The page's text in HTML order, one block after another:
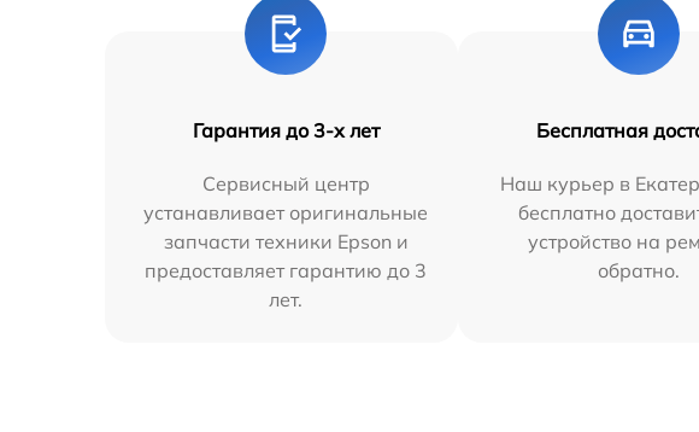
Гарантия до 3-х лет
Сервисный центр
устанавливает оригинальные
запчасти техники Epson и
предоставляет гарантию до 3
лет.
Бесплатная
Наш курьер в
бесплатно
устройство на
обратно.